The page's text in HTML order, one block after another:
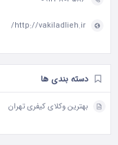
http://vakiladlieh.ir/
دسته بندی ها
بهترین وکلای کیفری تهران